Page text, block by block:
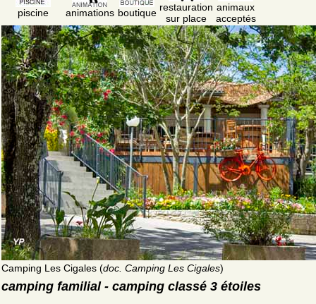
piscine animations boutique restauration
sur place
animaux
acceptés
Camping Les Cigales (doc. Camping Les Cigales)
camping familial - camping classé 3 étoiles